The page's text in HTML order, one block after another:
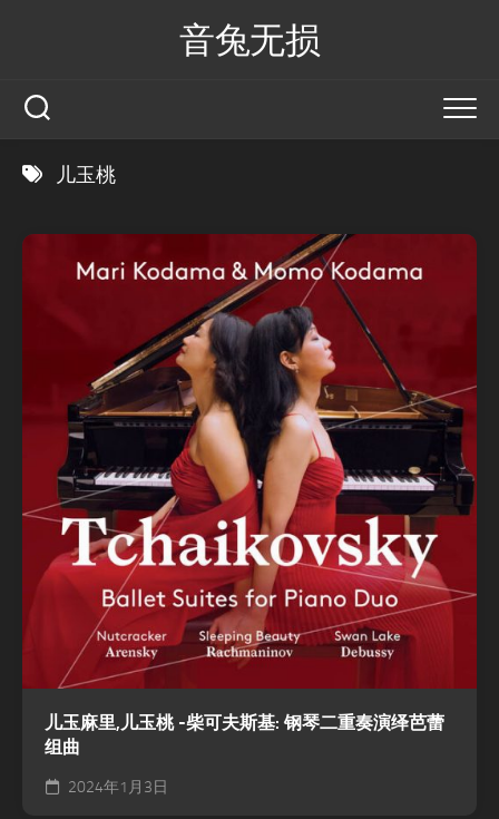
音兔无损
儿玉桃
儿玉麻里,儿玉桃 -柴可夫斯基: 钢琴二重奏演绎芭蕾
组曲
2024年1月3日